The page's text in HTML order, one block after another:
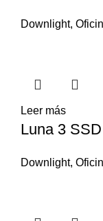
Downlight,
Leer más
Luna 3 SSD
Downlight,